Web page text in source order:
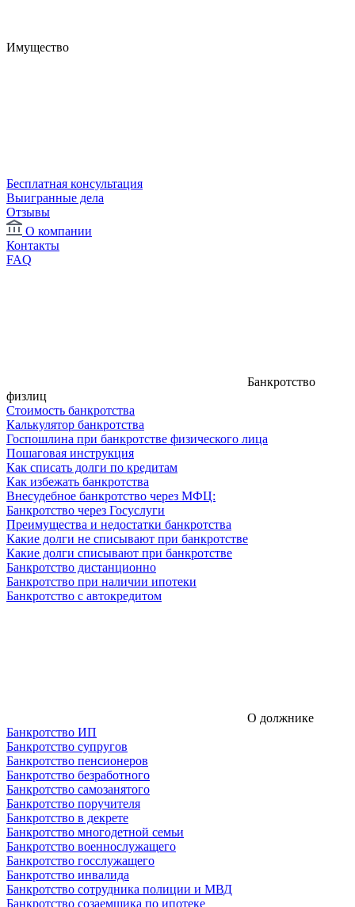
Имущество
Бесплатная консультация
Выигранные дела
Отзывы
О компании
Контакты
FAQ
Банкротство
физлиц
Стоимость банкротства
Калькулятор банкротства
Госпошлина при банкротстве физического лица
Пошаговая инструкция
Как списать долги по кредитам
Как избежать банкротства
Внесудебное банкротство через МФЦ:
Банкротство через Госуслуги
Преимущества и недостатки банкротства
Какие долги не списывают при банкротстве
Какие долги списывают при банкротстве
Банкротство дистанционно
Банкротство при наличии ипотеки
Банкротство с автокредитом
О должнике
Банкротство ИП
Банкротство супругов
Банкротство пенсионеров
Банкротство безработного
Банкротство самозанятого
Банкротство поручителя
Банкротство в декрете
Банкротство многодетной семьи
Банкротство военнослужащего
Банкротство госслужащего
Банкротство инвалида
Банкротство сотрудника полиции и МВД
Банкротство созаемщика по ипотеке